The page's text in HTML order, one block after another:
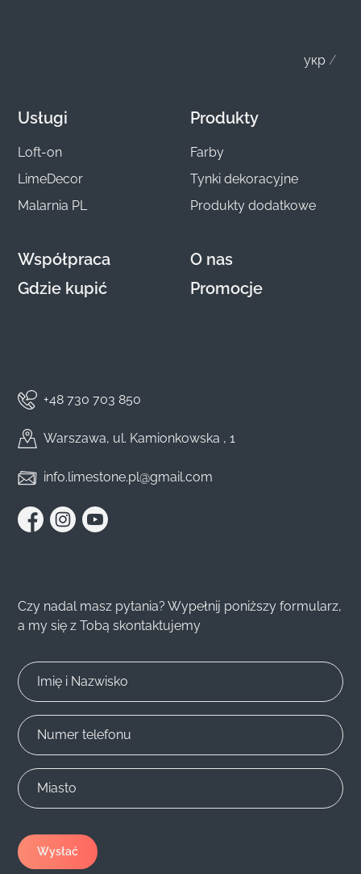
укр
Usługi
Loft-on
LimeDecor
Malarnia PL
Produkty
Farby
Tynki dekoracyjne
Produkty dodatkowe
Współpraca
O nas
Gdzie kupić
Promocje
+48 730 703 850
Warszawa, ul. Kamionkowska , 1
info.limestone.pl@gmail.com
Czy nadal masz pytania? Wypełnij poniższy formularz,
a my się z Tobą skontaktujemy
Imię i Nazwisko
Numer telefonu
Miasto